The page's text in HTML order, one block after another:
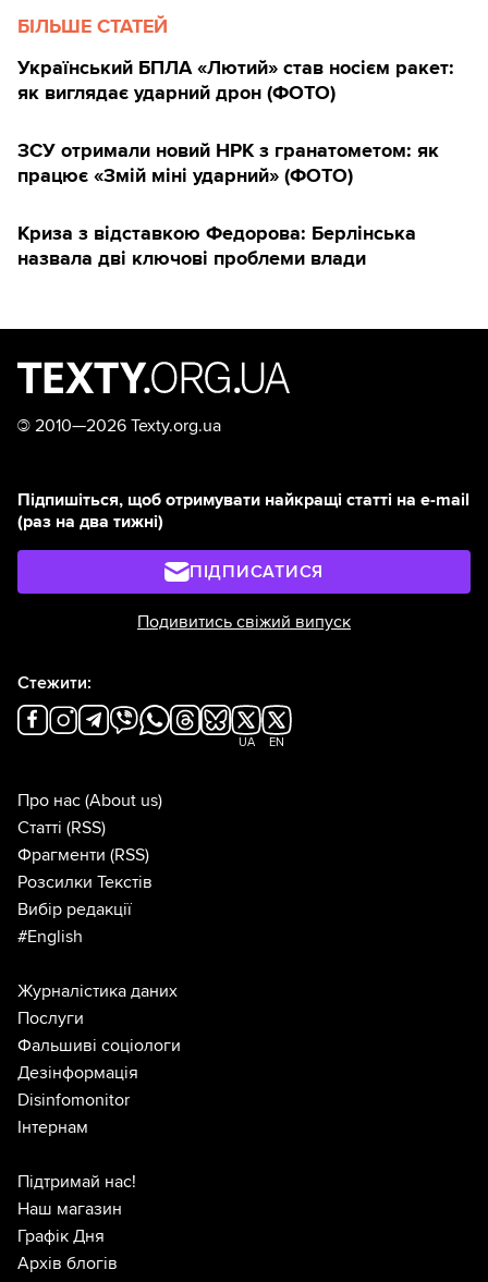
БІЛЬШЕ СТАТЕЙ
Український БПЛА «Лютий» став носієм ракет:
як виглядає ударний дрон (ФОТО)
ЗСУ отримали новий НРК з гранатометом: як
працює «Змій міні ударний» (ФОТО)
Криза з відставкою Федорова: Берлінська
назвала дві ключові проблеми влади
© 2010—2026 Texty.org.ua
Підпишіться, щоб отримувати найкращі статті на e-mail
(раз на два тижні)
ПІДПИСАТИСЯ
Подивитись свіжий випуск
Стежити:
UA EN
Про нас (About us)
Статті (RSS)
Фрагменти (RSS)
Розсилки Текстів
Вибір редакції
#English
Журналістика даних
Послуги
Фальшиві соціологи
Дезінформація
Disinfomonitor
Інтернам
Підтримай нас!
Наш магазин
Графік Дня
Архів блогів